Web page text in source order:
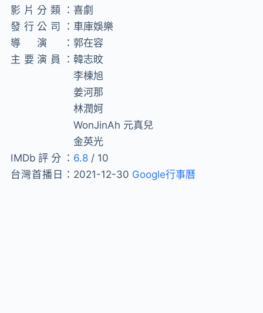
影片分類：喜劇
發行公司： 車庫娛樂
導演：郭在容
主要演員：韓志旼
李棟旭
姜河那
林潤妸
WonJinAh 元真兒
金英光
IMDb評分： 6.8 / 10
台灣首播日： 2021-12-30 Google行事曆